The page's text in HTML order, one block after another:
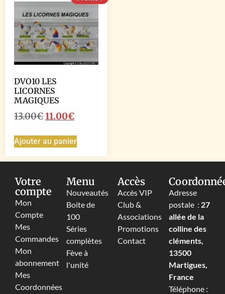
DVO10 LES
LICORNES
MAGIQUES
13.00€11.00€
Ajouter au panier
Votre
compte
Mon
Compte
Mes
Commandes
Mon
abonnement
Mes
Coordonnées
Menu
Nouveautés
Boite de
100
Séries
complètes
Fève à
l'unité
Accès
Accès VIP
Club &
Associations
Promotions
Contact
Adresse
postale : 27
allée de la
colline des
cléments,
13500
Martigues,
France
Téléphone :